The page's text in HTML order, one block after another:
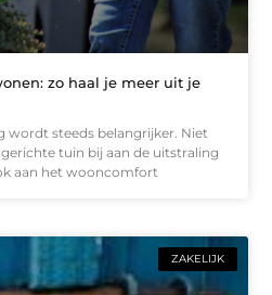
zo haal je meer uit je
wordt steeds belangrijker. Niet
tuin bij aan de uitstraling
aan het wooncomfort
ZAKELIJK